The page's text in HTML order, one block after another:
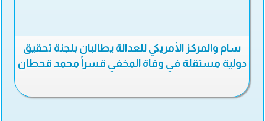
سام والمركز الأمريكي للعدالة يطالبان بلجنة تحقيق
دولية مستقلة في وفاة المخفي قسراً محمد قحطان